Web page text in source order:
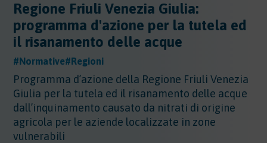
Regione Friuli Venezia Giulia:
programma d'azione per la tutela ed
il risanamento delle acque
#Normative#Regioni
Programma d’azione della Regione Friuli Venezia
Giulia per la tutela ed il risanamento delle acque
dall’inquinamento causato da nitrati di origine
agricola per le aziende localizzate in zone
vulnerabili